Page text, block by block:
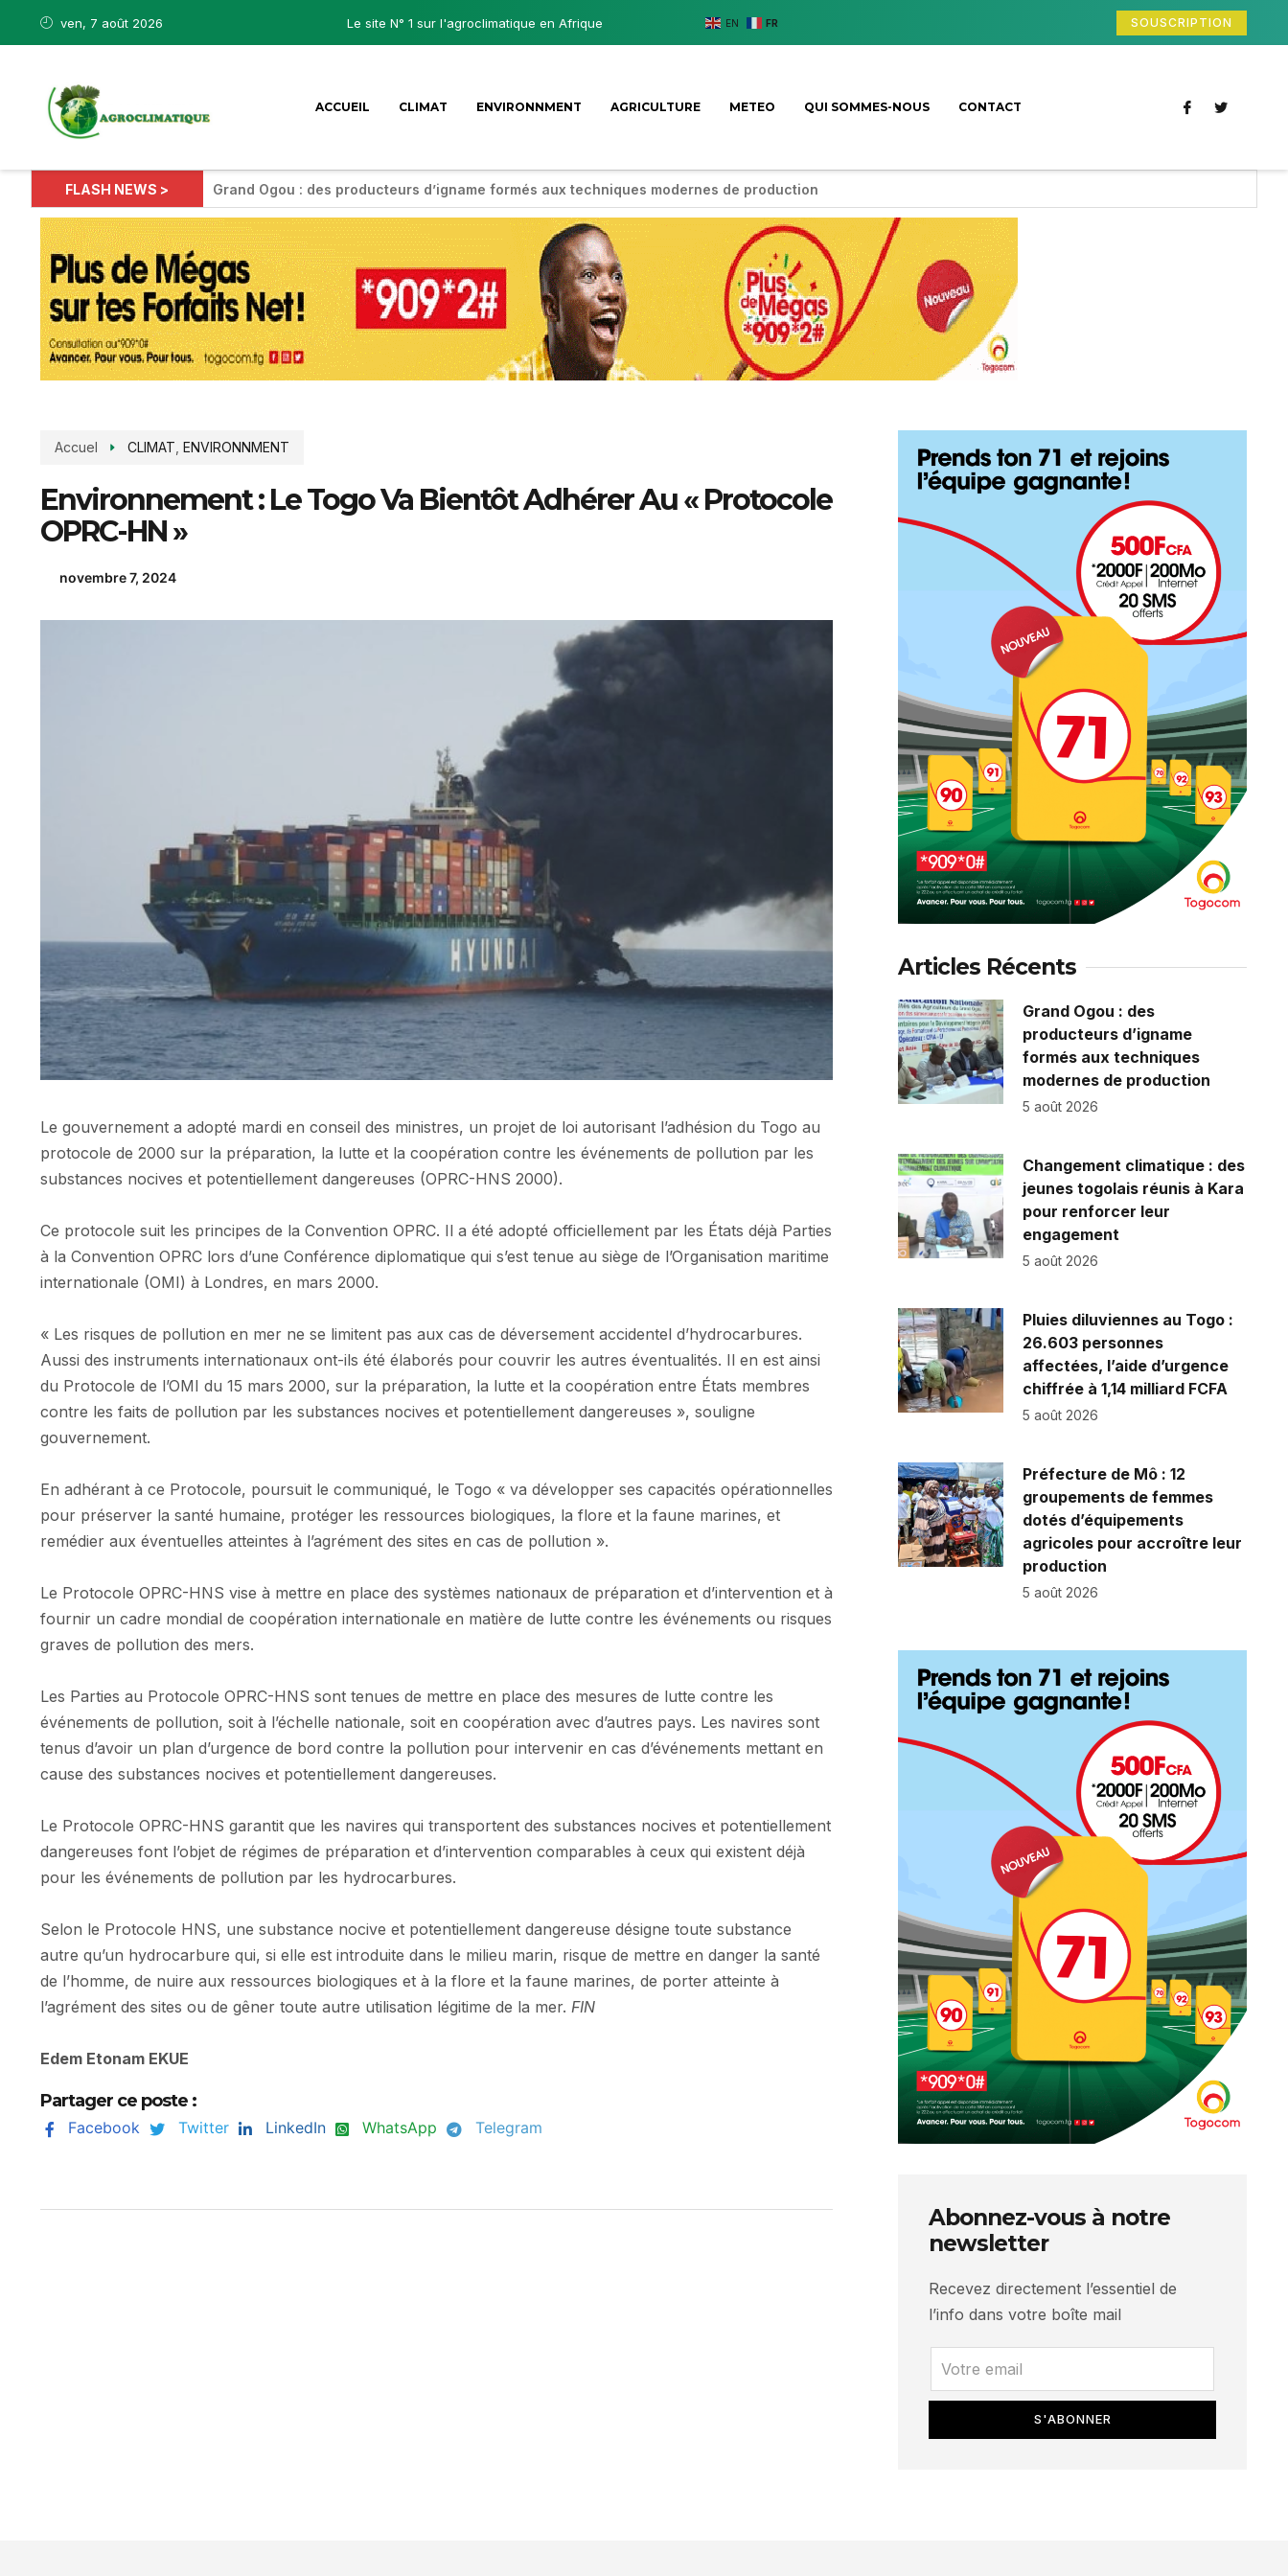
ven, 7 août 2026 Le site N° 1 sur l'agroclimatique en Afrique EN FR SOUSCRIPTION
ACCUEIL CLIMAT ENVIRONNMENT AGRICULTURE METEO QUI SOMMES-NOUS CONTACT
FLASH NEWS > Grand Ogou : des producteurs d’igname formés aux techniques modernes de production
Accuel CLIMAT ENVIRONNMENT
Environnement : Le Togo Va Bientôt Adhérer Au « Protocole
OPRC-HN »
novembre 7, 2024
Le gouvernement a adopté mardi en conseil des ministres, un projet de loi autorisant l’adhésion du Togo au
protocole de 2000 sur la préparation, la lutte et la coopération contre les événements de pollution par les
substances nocives et potentiellement dangereuses (OPRC-HNS 2000).
Ce protocole suit les principes de la Convention OPRC. Il a été adopté officiellement par les États déjà Parties
à la Convention OPRC lors d’une Conférence diplomatique qui s’est tenue au siège de l’Organisation maritime
internationale (OMI) à Londres, en mars 2000.
« Les risques de pollution en mer ne se limitent pas aux cas de déversement accidentel d’hydrocarbures.
Aussi des instruments internationaux ont-ils été élaborés pour couvrir les autres éventualités. Il en est ainsi
du Protocole de l’OMI du 15 mars 2000, sur la préparation, la lutte et la coopération entre États membres
contre les faits de pollution par les substances nocives et potentiellement dangereuses », souligne
gouvernement.
En adhérant à ce Protocole, poursuit le communiqué, le Togo « va développer ses capacités opérationnelles
pour préserver la santé humaine, protéger les ressources biologiques, la flore et la faune marines, et
remédier aux éventuelles atteintes à l’agrément des sites en cas de pollution ».
Le Protocole OPRC-HNS vise à mettre en place des systèmes nationaux de préparation et d’intervention et à
fournir un cadre mondial de coopération internationale en matière de lutte contre les événements ou risques
graves de pollution des mers.
Les Parties au Protocole OPRC-HNS sont tenues de mettre en place des mesures de lutte contre les
événements de pollution, soit à l’échelle nationale, soit en coopération avec d’autres pays. Les navires sont
tenus d’avoir un plan d’urgence de bord contre la pollution pour intervenir en cas d’événements mettant en
cause des substances nocives et potentiellement dangereuses.
Le Protocole OPRC-HNS garantit que les navires qui transportent des substances nocives et potentiellement
dangereuses font l’objet de régimes de préparation et d’intervention comparables à ceux qui existent déjà
pour les événements de pollution par les hydrocarbures.
Selon le Protocole HNS, une substance nocive et potentiellement dangereuse désigne toute substance
autre qu’un hydrocarbure qui, si elle est introduite dans le milieu marin, risque de mettre en danger la santé
de l’homme, de nuire aux ressources biologiques et à la flore et la faune marines, de porter atteinte à
l’agrément des sites ou de gêner toute autre utilisation légitime de la mer. FIN
Edem Etonam EKUE
Partager ce poste :
Facebook Twitter LinkedIn WhatsApp Telegram
Articles Récents
Grand Ogou : des
producteurs d’igname
formés aux techniques
modernes de production
5 août 2026
Changement climatique : des
jeunes togolais réunis à Kara
pour renforcer leur
engagement
5 août 2026
Pluies diluviennes au Togo :
26.603 personnes
affectées, l’aide d’urgence
chiffrée à 1,14 milliard FCFA
5 août 2026
Préfecture de Mô : 12
groupements de femmes
dotés d’équipements
agricoles pour accroître leur
production
5 août 2026
Abonnez-vous à notre
newsletter
Recevez directement l’essentiel de
l’info dans votre boîte mail
S'ABONNER